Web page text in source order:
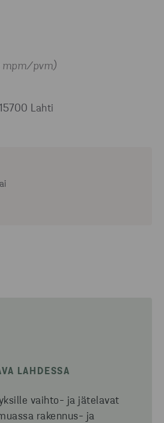
mpm/pvm)
Lahti
LAHDESSA
vaihto- ja jätelavat
rakennus- ja